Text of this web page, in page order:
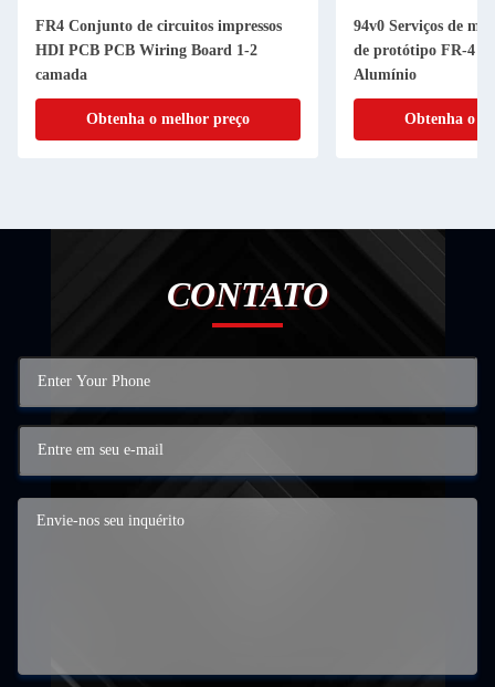
FR4 Conjunto de circuitos impressos
HDI PCB PCB Wiring Board 1-2
camada
Obtenha o melhor preço
94v0 Serviços de
de protótipo FR-4
Alumínio
Obtenha o
CONTATO